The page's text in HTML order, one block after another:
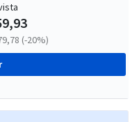
(-20%)